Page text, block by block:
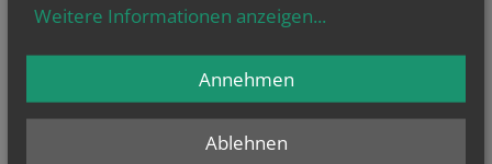
NAMENSTAGE
Hl. Romanus von Rom
Weitere Informationen anzeigen...
Ablehnen
Annehmen